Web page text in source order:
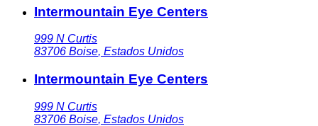
Intermountain Eye Centers
999 N Curtis
83706 Boise, Estados Unidos
Intermountain Eye Centers
999 N Curtis
83706 Boise, Estados Unidos